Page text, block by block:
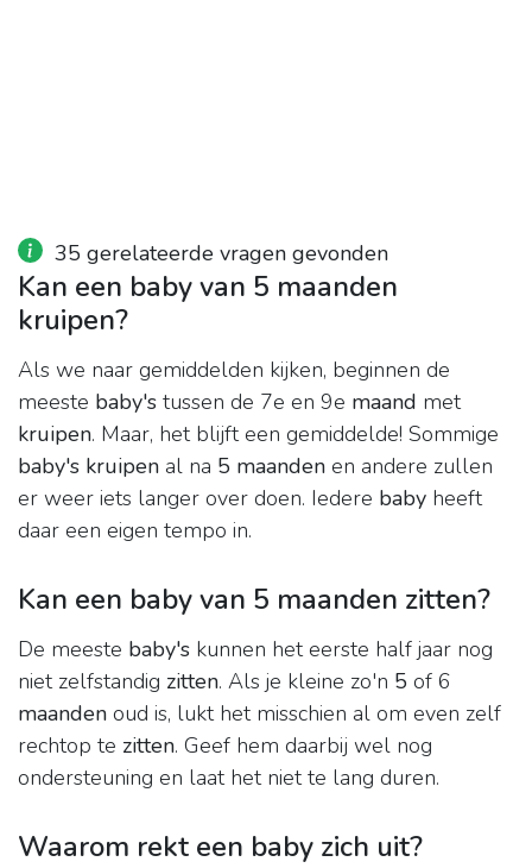
35 gerelateerde vragen gevonden
Kan een baby van 5 maanden
kruipen?
Als we naar gemiddelden kijken, beginnen de
meeste baby's tussen de 7e en 9e maand met
kruipen. Maar, het blijft een gemiddelde! Sommige
baby's kruipen al na 5 maanden en andere zullen
er weer iets langer over doen. Iedere baby heeft
daar een eigen tempo in.
Kan een baby van 5 maanden zitten?
De meeste baby's kunnen het eerste half jaar nog
niet zelfstandig zitten. Als je kleine zo'n 5 of 6
maanden oud is, lukt het misschien al om even zelf
rechtop te zitten. Geef hem daarbij wel nog
ondersteuning en laat het niet te lang duren.
Waarom rekt een baby zich uit?